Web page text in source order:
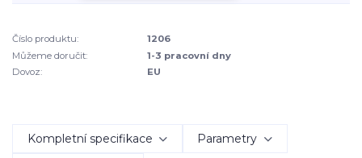
Číslo produktu:
1206
Můžeme doručit:
1-3 pracovní dny
Dovoz:
EU
Kompletní specifikace Parametry